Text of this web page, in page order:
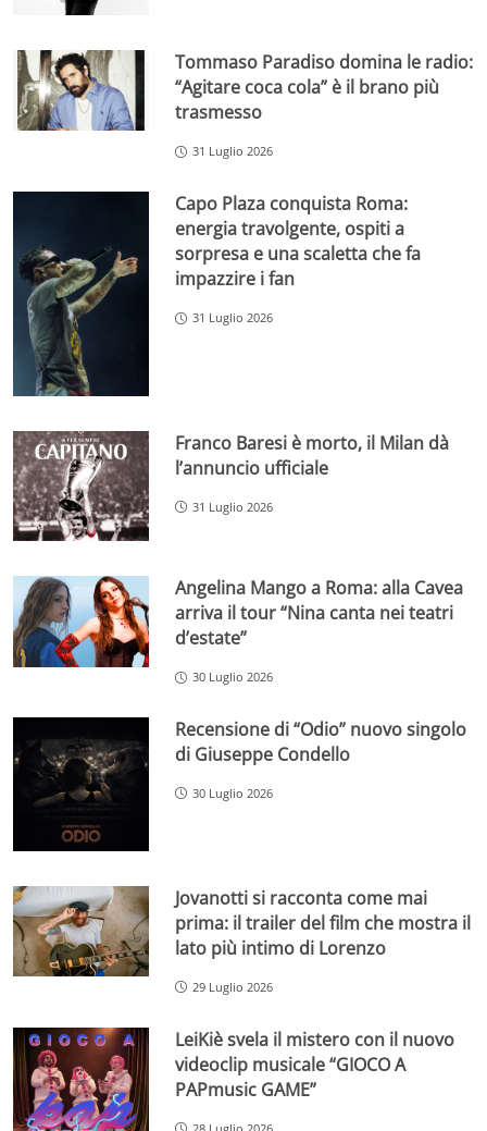
Tommaso Paradiso domina le radio:
“Agitare coca cola” è il brano più
trasmesso
31 Luglio 2026
Capo Plaza conquista Roma:
energia travolgente, ospiti a
sorpresa e una scaletta che fa
impazzire i fan
31 Luglio 2026
Franco Baresi è morto, il Milan dà
l’annuncio ufficiale
31 Luglio 2026
Angelina Mango a Roma: alla Cavea
arriva il tour “Nina canta nei teatri
d’estate”
30 Luglio 2026
Recensione di “Odio” nuovo singolo
di Giuseppe Condello
30 Luglio 2026
Jovanotti si racconta come mai
prima: il trailer del film che mostra il
lato più intimo di Lorenzo
29 Luglio 2026
LeiKiè svela il mistero con il nuovo
videoclip musicale “GIOCO A
PAPmusic GAME”
28 Luglio 2026